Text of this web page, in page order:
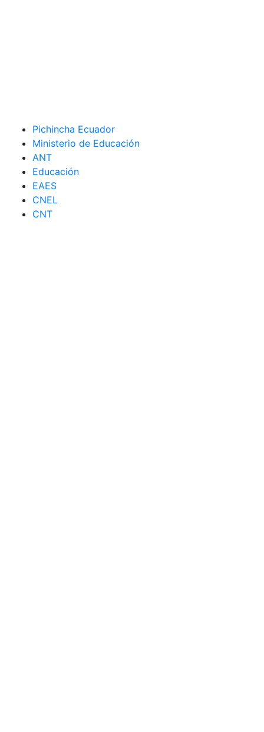
Pichincha Ecuador
Ministerio de Educación
ANT
Educación
EAES
CNEL
CNT